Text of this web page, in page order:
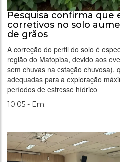
Pesquisa confirma que
corretivos no solo
de grãos
A correção do perfil do solo é
região do Matopiba, devido aos
sem chuvas na estação chuvosa),
adequadas para a exploração
períodos de estresse hídrico
10:05 - Em: